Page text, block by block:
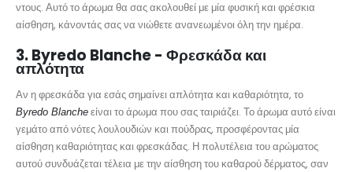
ντους. Αυτό το άρωμα θα σας ακολουθεί με μία φυσική και φρέσκια
αίσθηση, κάνοντάς σας να νιώθετε ανανεωμένοι όλη την ημέρα.
3. Byredo Blanche - Φρεσκάδα και
απλότητα
Αν η φρεσκάδα για εσάς σημαίνει απλότητα και καθαριότητα, το
Byredo Blanche είναι το άρωμα που σας ταιριάζει. Το άρωμα αυτό είναι
γεμάτο από νότες λουλουδιών και πούδρας, προσφέροντας μία
αίσθηση καθαριότητας και φρεσκάδας. Η πολυτέλεια του αρώματος
αυτού συνδυάζεται τέλεια με την αίσθηση του καθαρού δέρματος, σαν